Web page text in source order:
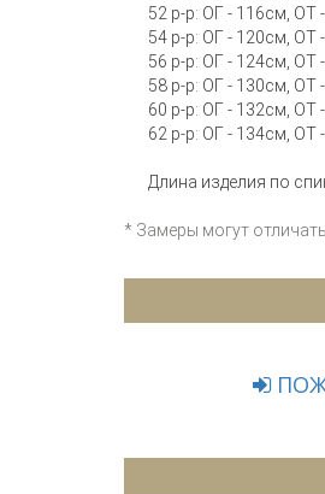
52 р-р: ОГ - 116см,
54 р-р: ОГ - 120см,
56 р-р: ОГ - 124см,
58 р-р: ОГ - 130см,
60 р-р: ОГ - 132см,
62 р-р: ОГ - 134см,
Длина изделия по
* Замеры могут